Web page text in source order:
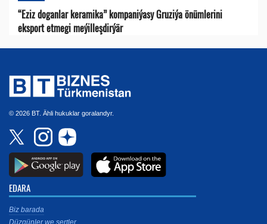
“Eziz doganlar keramika” kompaniýasy Gruziýa önümlerini
eksport etmegi meýilleşdirýär
© 2026 BT. Ähli hukuklar goralandyr.
EDARA
Biz barada
Düzgünler we şertler